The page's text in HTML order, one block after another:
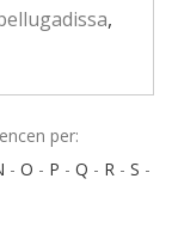
,
per:
- O - P - Q - R - S -